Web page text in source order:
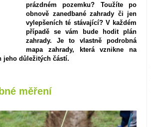
prázdném pozemku? Toužíte po
obnově zanedbané zahrady či jen
vylepšeních té stávající? V každém
případě se vám bude hodit plán
zahrady. Je to vlastně podrobná
mapa zahrady, která vznikne na
jeho důležitých částí.
měření